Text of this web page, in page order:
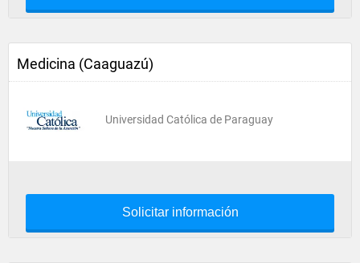
Medicina (Caaguazú)
Universidad Católica de Paraguay
Solicitar información